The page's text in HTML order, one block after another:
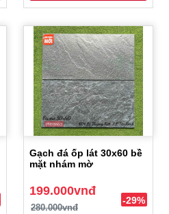
Gạch đá ốp lát 30x60 bề
mặt nhám mờ
199.000vnđ
280.000vnđ
-29%